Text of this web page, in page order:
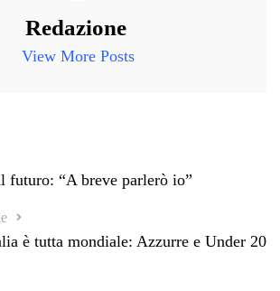
Redazione
View More Posts
futuro: “A breve parlerò io”
è tutta mondiale: Azzurre e Under 20